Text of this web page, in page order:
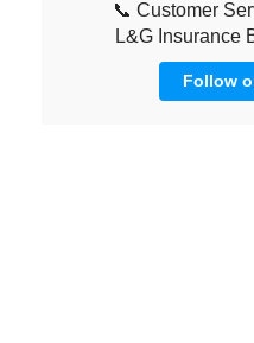
📞 Customer
L&G Insurance
Follow